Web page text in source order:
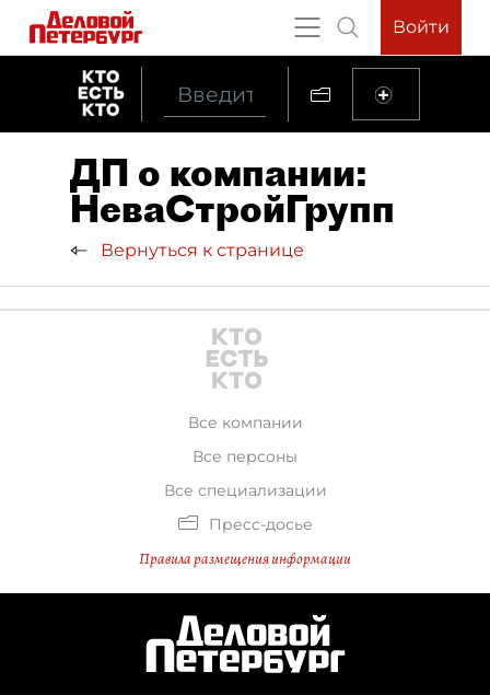
Войти
ДП о компании:
НеваСтройГрупп
Вернуться к странице
Все компании
Все персоны
Все специализации
Пресс-досье
Правила размещения информации